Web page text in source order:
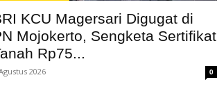
KCU Magersari Digugat di
Mojokerto, Sengketa Sertifikat
Rp75...
2026 0